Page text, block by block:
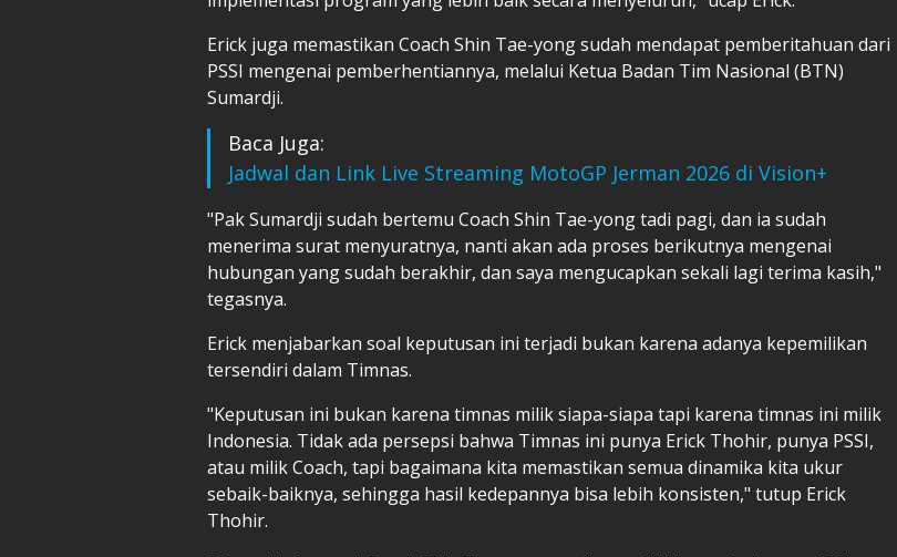
Erick juga memastikan Coach Shin Tae-yong sudah mendapat pemberitahuan dari
PSSI mengenai pemberhentiannya, melalui Ketua Badan Tim Nasional (BTN)
Sumardji.
Baca Juga:
Jadwal dan Link Live Streaming MotoGP Jerman 2026 di Vision+
"Pak Sumardji sudah bertemu Coach Shin Tae-yong tadi pagi, dan ia sudah
menerima surat menyuratnya, nanti akan ada proses berikutnya mengenai
hubungan yang sudah berakhir, dan saya mengucapkan sekali lagi terima kasih,"
tegasnya.
Erick menjabarkan soal keputusan ini terjadi bukan karena adanya kepemilikan
tersendiri dalam Timnas.
"Keputusan ini bukan karena timnas milik siapa-siapa tapi karena timnas ini milik
Indonesia. Tidak ada persepsi bahwa Timnas ini punya Erick Thohir, punya PSSI,
atau milik Coach, tapi bagaimana kita memastikan semua dinamika kita ukur
sebaik-baiknya, sehingga hasil kedepannya bisa lebih konsisten," tutup Erick
Thohir.